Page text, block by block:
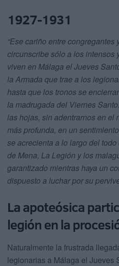
1927-1931
“Ese cariño entre
circunscribe sólo a los intensos
viven en Málaga el Jueves
la Armada que trae a los
hasta que los tronos se
la madrugada del Viernes
las hojas, sin adentrarnos en el
más profunda, en un
se acrecienta a lo largo del
de Mena, La Legión y los
garantizado mientras haya un
dispuesto a luchar por su
La apoteósica
legión en la
Naturalmente la frustrada
legionarias a Málaga el Jueves